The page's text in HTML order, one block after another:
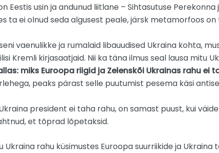
Eestis usin ja andunud liitlane – Sihtasutuse
ta ei olnud seda algusest peale, järsk metamorfoos
vaenulikke ja rumalaid libauudised Ukraina kohta,
Kremli kirjasaatjaid. Nii ka täna ilmus seal lausa mitu
miks Euroopa riigid ja Zelenskõi Ukrainas rahu ei
peaks pärast selle puutumist pesema käsi
president ei taha rahu, on samast puust, kui
et tõprad lõpetaksid.
Ukraina rahu küsimustes Euroopa suurriikide ja